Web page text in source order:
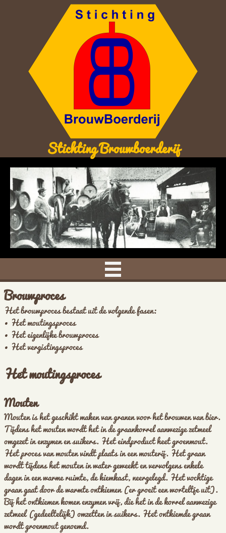
Brouwproces
Het brouwproces bestaat uit de volgende fasen:
• Het moutingsproces
• Het eigenlijke brouwproces
• Het vergistingsproces
Het moutingsproces
Mouten
Mouten is het geschikt maken van granen voor het brouwen van bier.
Tijdens het mouten wordt het in de graankorrel aanwezige zetmeel
omgezet in enzymen en suikers. Het eindproduct heet groenmout.
Het proces van mouten vindt plaats in een mouterij. Het graan
wordt tijdens het mouten in water geweekt en vervolgens enkele
dagen in een warme ruimte, de kiemkast, neergelegd. Het vochtige
graan gaat door de warmte ontkiemen (er groeit een worteltje uit).
Bij het ontkiemen komen enzymen vrij, die het in de korrel aanwezige
zetmeel (gedeeltelijk) omzetten in suikers. Het ontkiemde graan
wordt groenmout genoemd.
Stichting Brouwboerderij